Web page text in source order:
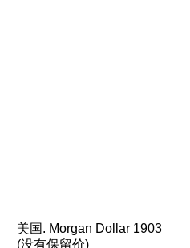
美国. Morgan Dollar 1903
(没有保留价)